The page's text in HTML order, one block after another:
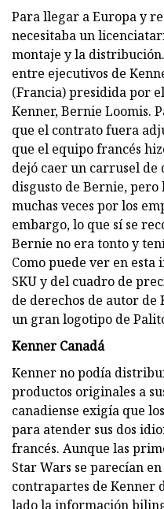
Para llegar a Europa y
necesitaba un
montaje y la
entre ejecutivos de
(Francia) presidida por
Kenner, Bernie Loomis.
que el contrato fuera
que el equipo francés
dejó caer un carrusel de
disgusto de Bernie,
muchas veces por los
embargo, lo que sí se
Bernie no era tonto y
Como puede ver en
SKU y del cuadro de
de derechos de autor
un gran logotipo de
Kenner Canadá
Kenner no podía
productos originales a
canadiense exigía que
para atender sus dos
francés. Aunque las
Star Wars se parecían
contrapartes de Kenner
lado la información